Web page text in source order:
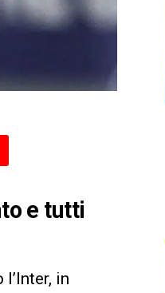
e tutti
in